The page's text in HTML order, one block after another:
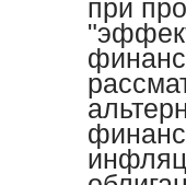
при